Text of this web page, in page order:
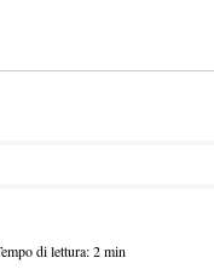
di lettura: 2 min